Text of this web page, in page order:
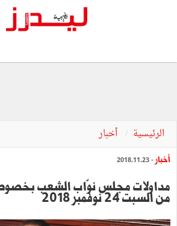
الرئيسية أخبار
أخبار - 2018.11.23
مداولات مجلس نوّاب الشعب بخصوص
من السبت 24 نوفمبر 2018